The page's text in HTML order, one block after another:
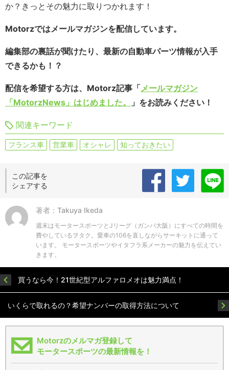
か？きっとその魅力に取りつかれます！
Motorzではメールマガジンを配信しています。
編集部の裏話が聞けたり、最新の自動車パーツ情報が入手
できるかも！？
配信を希望する方は、Motorz記事「メールマガジン
「MotorzNews」はじめました。
」をお読みください！
関連キーワード
フランス車 営業車 オシャレ 知っておきたい
この記事を
シェアする
著者：Takuya Ikeda
週末はモータースポーツとJリーグ（ガンバ大阪）にすべての時間を
費やしているヲタク。愛車の106を直しながらサーキットに通って
います。 モータースポーツやイタフラ系メーカーの魅力を伝えてい
きます。
買うなら今！21世紀型アルファロメオは魅力満点！
いくらで取れるの？希望ナンバーの取得方法について
Motorzのメルマガ登録して
モータースポーツの最新情報を！